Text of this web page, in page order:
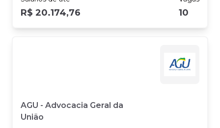
R$ 20.174,76 10
AGU - Advocacia Geral da
União